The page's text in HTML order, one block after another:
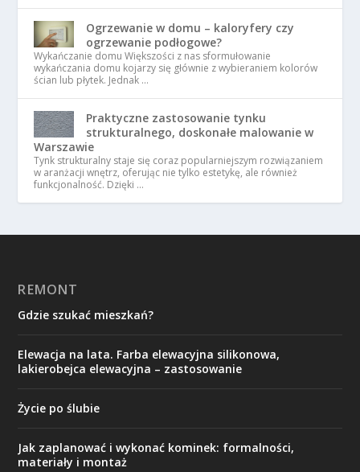
Ogrzewanie w domu – kaloryfery czy
ogrzewanie podłogowe?
Wykańczanie domu Większości z nas sformułowanie
wykańczania domu kojarzy się głównie z wybieraniem kolorów
ścian lub płytek. Jednak …
Praktyczne zastosowanie tynku
strukturalnego, doskonałe malowanie w
Warszawie
Tynk strukturalny staje się coraz popularniejszym rozwiązaniem
w aranżacji wnętrz, oferując nie tylko estetykę, ale również
funkcjonalność. Dzięki …
REMONT
Gdzie szukać mieszkań?
Elewacja na lata. Farba elewacyjna silikonowa,
lakierobejca elewacyjna – zastosowanie
Życie po ślubie
Jak zaplanować i wykonać kominek: formalności,
materiały i montaż